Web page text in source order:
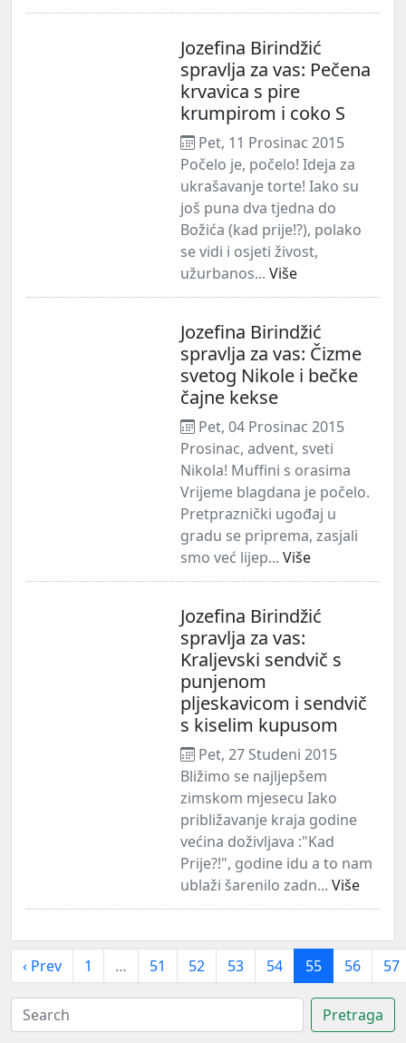
Jozefina Birindžić
spravlja za vas: Pečena
krvavica s pire
krumpirom i coko S
Pet, 11 Prosinac 2015
Počelo je, počelo! Ideja za
ukrašavanje torte! Iako su
još puna dva tjedna do
Božića (kad prije!?), polako
se vidi i osjeti živost,
užurbanos... Više
Jozefina Birindžić
spravlja za vas: Čizme
svetog Nikole i bečke
čajne kekse
Pet, 04 Prosinac 2015
Prosinac, advent, sveti
Nikola! Muffini s orasima
Vrijeme blagdana je počelo.
Pretpraznički ugođaj u
gradu se priprema, zasjali
smo već lijep... Više
Jozefina Birindžić
spravlja za vas:
Kraljevski sendvič s
punjenom
pljeskavicom i sendvič
s kiselim kupusom
Pet, 27 Studeni 2015
Bližimo se najljepšem
zimskom mjesecu Iako
približavanje kraja godine
većina doživljava :"Kad
Prije?!", godine idu a to nam
ublaži šarenilo zadn... Više
‹ Prev 1 … 51 52 53 54 55 56 57